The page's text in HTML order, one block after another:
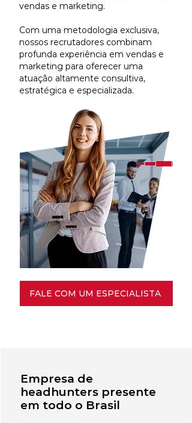
vendas e marketing.
Com uma metodologia exclusiva,
nossos recrutadores combinam
profunda experiência em vendas e
marketing para oferecer uma
atuação altamente consultiva,
estratégica e especializada.
FALE COM UM ESPECIALISTA
Empresa de
headhunters presente
em todo o Brasil